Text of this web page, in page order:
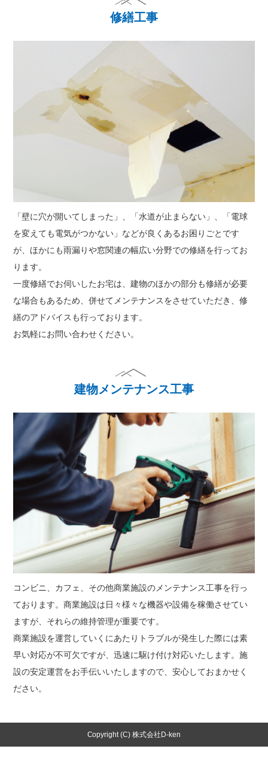
修繕工事
「壁に穴が開いてしまった」、「水道が止まらない」、「電球
を変えても電気がつかない」などが良くあるお困りごとです
が、ほかにも雨漏りや窓関連の幅広い分野での修繕を行ってお
ります。
一度修繕でお伺いしたお宅は、建物のほかの部分も修繕が必要
な場合もあるため、併せてメンテナンスをさせていただき、修
繕のアドバイスも行っております。
お気軽にお問い合わせください。
建物メンテナンス工事
コンビニ、カフェ、その他商業施設のメンテナンス工事を行っ
ております。商業施設は日々様々な機器や設備を稼働させてい
ますが、それらの維持管理が重要です。
商業施設を運営していくにあたりトラブルが発生した際には素
早い対応が不可欠ですが、迅速に駆け付け対応いたします。施
設の安定運営をお手伝いいたしますので、安心しておまかせく
ださい。
Copyright (C) 株式会社D-ken